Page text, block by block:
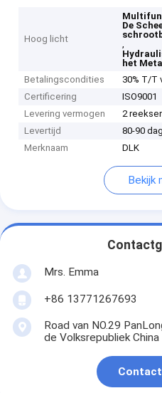
Hoog licht
De
,
het
Betalingscondities
30% T/T
Certificering
ISO9001
Levering vermogen
2
Levertijd
80-90
Merknaam
DLK
Bekijk
Mrs. Emma
+86 13771267693
Road van NO.29
de Volksrepubliek China